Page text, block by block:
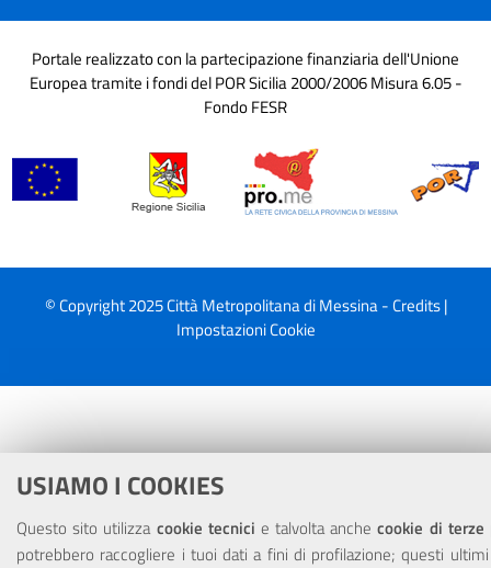
USIAMO I COOKIES
Questo sito utilizza cookie tecnici e talvolta anchecookie di terze
potrebbero raccogliere i tuoi dati a fini di profilazione; questi
Portale realizzato con la partecipazione finanziaria dell'Unione
Europea tramite i fondi del POR Sicilia 2000/2006 Misura 6.05 -
Fondo FESR
© Copyright 2025 Città Metropolitana di Messina -Credits|
Impostazioni Cookie